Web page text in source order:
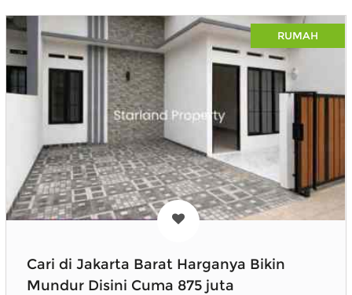
RUMAH
Cari di Jakarta Barat Harganya Bikin
Mundur Disini Cuma 875 juta